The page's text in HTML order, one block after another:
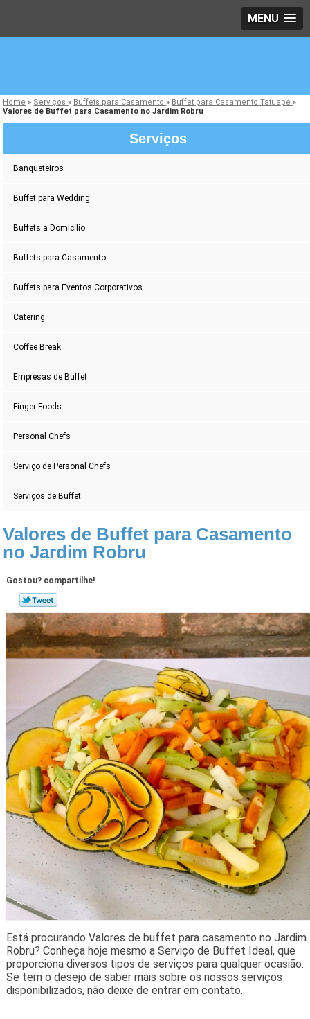
MENU
Home » Serviços» Buffets para Casamento» Buffet para Casamento Tatuapé»
Valores de Buffet para Casamento no Jardim Robru
Serviços
Banqueteiros
Buffet para Wedding
Buffets a Domicílio
Buffets para Casamento
Buffets para Eventos Corporativos
Catering
Coffee Break
Empresas de Buffet
Finger Foods
Personal Chefs
Serviço de Personal Chefs
Serviços de Buffet
Valores de Buffet para Casamento
no Jardim Robru
Gostou? compartilhe!
Está procurando Valores de buffet para casamento no Jardim
Robru? Conheça hoje mesmo a Serviço de Buffet Ideal, que
proporciona diversos tipos de serviços para qualquer ocasião.
Se tem o desejo de saber mais sobre os nossos serviços
disponibilizados, não deixe de entrar em contato.